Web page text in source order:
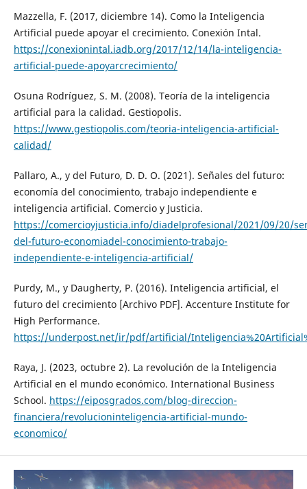
Mazzella, F. (2017, diciembre 14). Como la Inteligencia
Artificial puede apoyar el crecimiento. Conexión Intal.
https://conexionintal.iadb.org/2017/12/14/la-inteligencia-
artificial-puede-apoyarcrecimiento/
Osuna Rodríguez, S. M. (2008). Teoría de la inteligencia
artificial para la calidad. Gestiopolis.
https://www.gestiopolis.com/teoria-inteligencia-artificial-
calidad/
Pallaro, A., y del Futuro, D. D. O. (2021). Señales del futuro:
economía del conocimiento, trabajo independiente e
inteligencia artificial. Comercio y Justicia.
https://comercioyjusticia.info/diadelprofesional/2021/09/20/
del-futuro-economiadel-conocimiento-trabajo-
independiente-e-inteligencia-artificial/
Purdy, M., y Daugherty, P. (2016). Inteligencia artificial, el
futuro del crecimiento [Archivo PDF]. Accenture Institute for
High Performance.
https://underpost.net/ir/pdf/artificial/
Raya, J. (2023, octubre 2). La revolución de la Inteligencia
Artificial en el mundo económico. International Business
School. https://eiposgrados.com/blog-direccion-
financiera/revolucioninteligencia-artificial-mundo-
economico/